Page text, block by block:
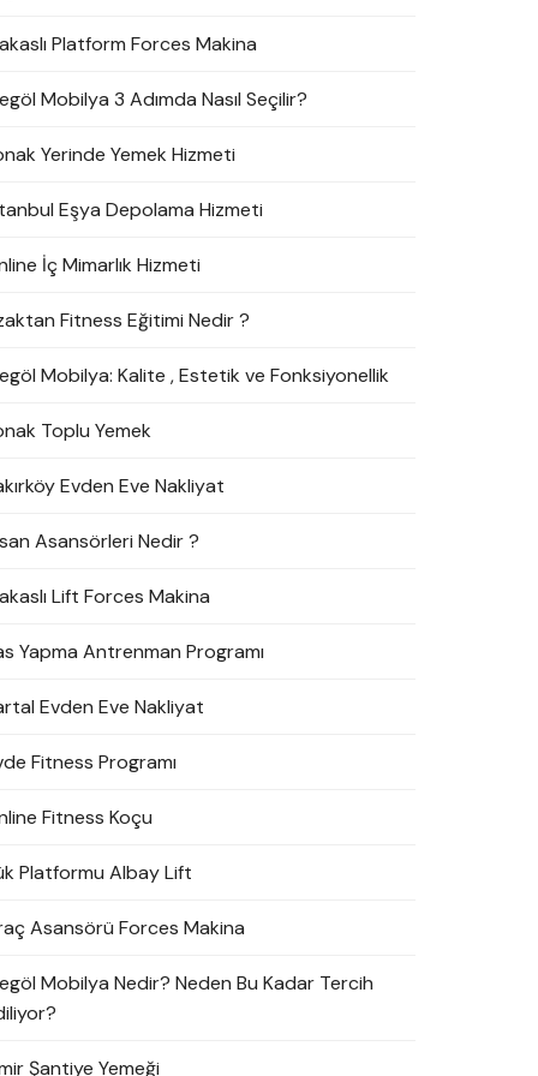
Platform Forces Makina
Mobilya 3 Adımda Nasıl Seçilir?
Yerinde Yemek Hizmeti
Eşya Depolama Hizmeti
İç Mimarlık Hizmeti
Fitness Eğitimi Nedir ?
Mobilya: Kalite , Estetik ve Fonksiyonellik
Toplu Yemek
Evden Eve Nakliyat
Asansörleri Nedir ?
Lift Forces Makina
Yapma Antrenman Programı
Evden Eve Nakliyat
Fitness Programı
Fitness Koçu
Platformu Albay Lift
Asansörü Forces Makina
Mobilya Nedir? Neden Bu Kadar Tercih
Şantiye Yemeği